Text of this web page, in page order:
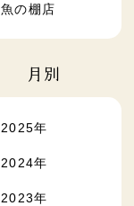
魚の棚店
月別
2025年
2024年
2023年